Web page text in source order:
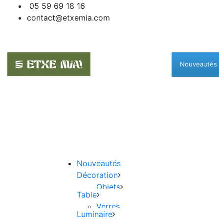
05 59 69 18 16
contact@etxemia.com
Nouveautés
Nouveautés
Décoration
Objets
Bougeoirs
Rangement
Table
Verres
Luminaire